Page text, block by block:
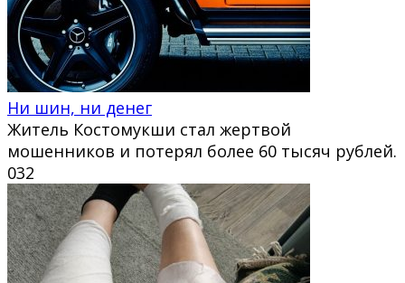
Ни шин, ни денег
Житель Костомукши стал жертвой
мошенников и потерял более 60 тысяч рублей.
032